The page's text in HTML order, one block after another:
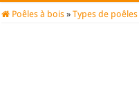
Poêles à bois » Types de poêles